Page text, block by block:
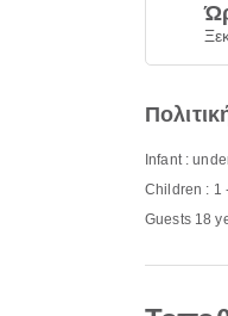
Infant :
Children : 1
Guests 18